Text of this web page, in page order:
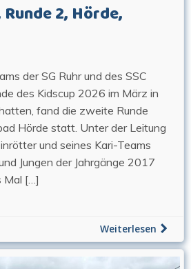
2, Hörde,
der SG Ruhr und des SSC
des Kidscup 2026 im März in
fand die zweite Runde
Hörde statt. Unter der Leitung
und seines Kari-Teams
Jungen der Jahrgänge 2017
Mal […]
Weiterlesen